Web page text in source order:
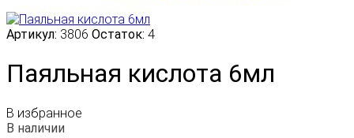
Артикул: 3806 Остаток: 4
Паяльная кислота 6мл
В избранное
В наличии